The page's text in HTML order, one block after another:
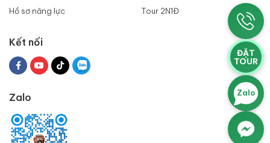
Hồ sơ năng lực
Tour 2N1Đ
Kết nối
Zalo
ĐẶT
TOUR
Zalo